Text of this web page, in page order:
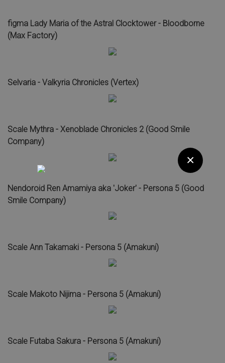
×
figma Lady Maria of the Astral Clocktower - Bloodborne
(Max Factory)
Selvaria - Valkyria Chronicles (Vertex)
Scale Mythra - Xenoblade Chronicles 2 (Good Smile
Company)
Nendoroid Ren Amamiya aka 'Joker' - Persona 5 (Good
Smile Company)
Scale Ann Takamaki - Persona 5 (Amakuni)
Scale Makoto Nijima - Persona 5 (Amakuni)
Scale Futaba Sakura - Persona 5 (Amakuni)